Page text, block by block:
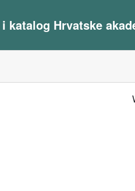
katalog Hrvatske